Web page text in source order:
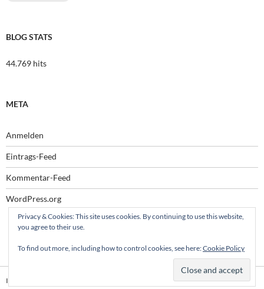
BLOG STATS
44.769 hits
META
Anmelden
Eintrags-Feed
Kommentar-Feed
WordPress.org
Impressum
Privacy & Cookies: This site uses cookies. By continuing to use this website,
you agree to their use.
To find out more, including how to control cookies, see here:Cookie Policy